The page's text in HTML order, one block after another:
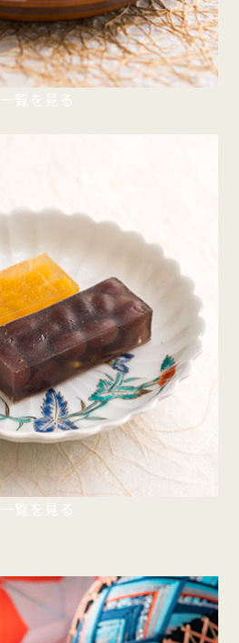
一覧を見る
一覧を見る